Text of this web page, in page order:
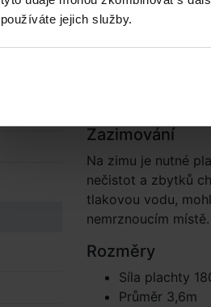
používáte jejich služby.
solárních
Solární
volně plavala
čočky a tím
Plachtu
tím jejímu
Zazimování
Na zimu je nutné
nečistot a zbytků
tlakovou vodu,
nemrznoucím místě.
Rozměry
Síla plachty
Průměr 3,6m